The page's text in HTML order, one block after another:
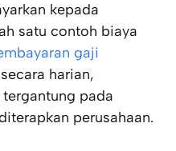
kepada
satu contoh biaya
gaji
harian,
pada
perusahaan.